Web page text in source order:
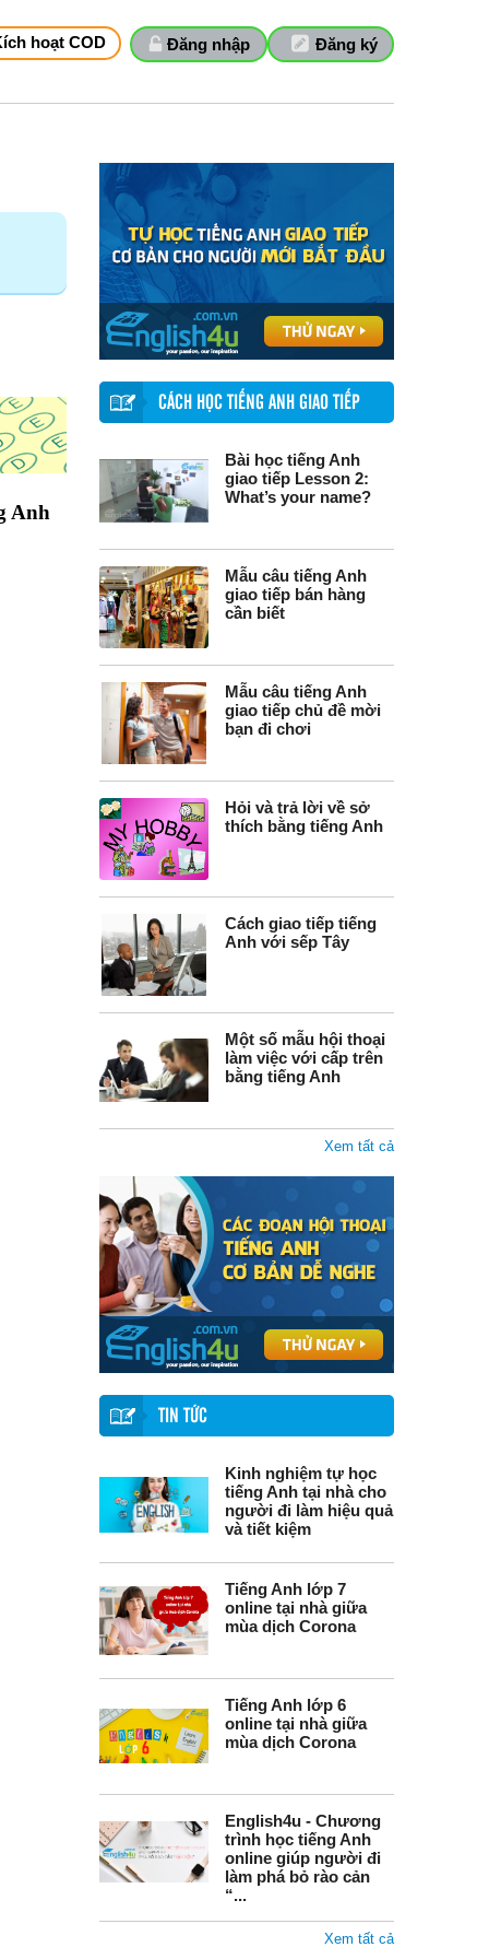
Đăng ký
Đăng nhập
hoạt COD
CÁCH HỌC TIẾNG ANH GIAO TIẾP
Bài học tiếng Anh
giao tiếp Lesson 2:
What’s your name?
Mẫu câu tiếng Anh
giao tiếp bán hàng
cần biết
Mẫu câu tiếng Anh
giao tiếp chủ đề mời
bạn đi chơi
Hỏi và trả lời về sở
thích bằng tiếng Anh
Cách giao tiếp tiếng
Anh với sếp Tây
Một số mẫu hội thoại
làm việc với cấp trên
bằng tiếng Anh
Xem tất cả
TIN TỨC
Kinh nghiệm tự học
tiếng Anh tại nhà cho
người đi làm hiệu quả
và tiết kiệm
Tiếng Anh lớp 7
online tại nhà giữa
mùa dịch Corona
Tiếng Anh lớp 6
online tại nhà giữa
mùa dịch Corona
English4u - Chương
trình học tiếng Anh
online giúp người đi
làm phá bỏ rào cản
“...
Xem tất cả
Anh